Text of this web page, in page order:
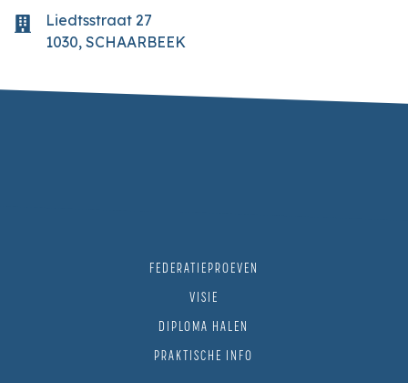
Liedtsstraat 27
1030, SCHAARBEEK
FEDERATIEPROEVEN
VISIE
DIPLOMA HALEN
PRAKTISCHE INFO